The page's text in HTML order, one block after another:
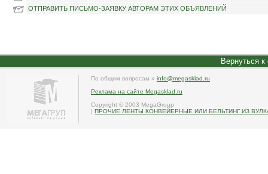
ОТПРАВИТЬ ПИСЬМО-ЗАЯВКУ АВТОРАМ ЭТИХ ОБЪЯВЛЕНИЙ
Вернуться
По общим вопросам » info@megasklad.ru
Реклама на сайте Megasklad.ru
Copyright © 2003 MegaGroup
| ПРОЧИЕ ЛЕНТЫ КОНВЕЙЕРНЫЕ ИЛИ БЕЛЬТИНГ ИЗ